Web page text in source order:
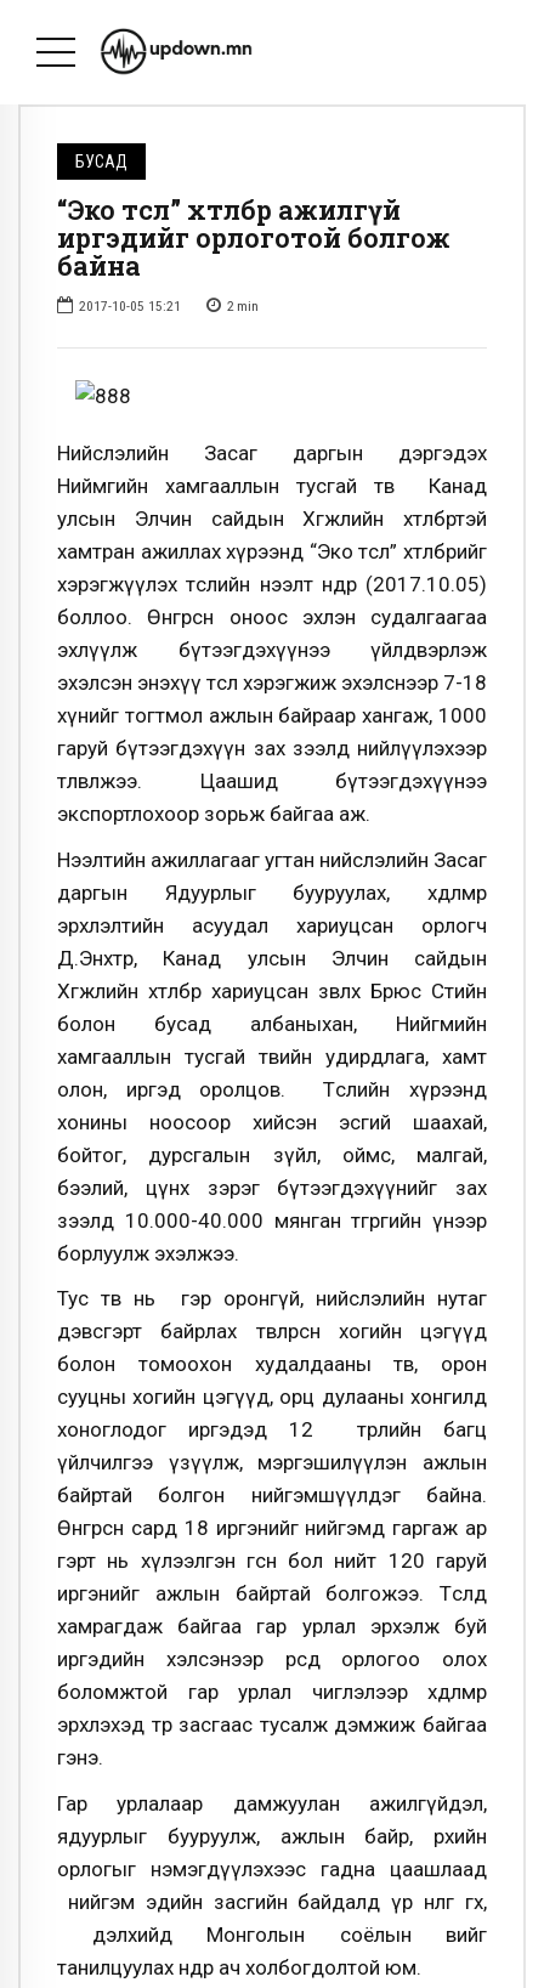
БУСАД
“Эко төсөл” хөтөлбөр ажилгүй
иргэдийг орлоготой болгож
байна
2017-10-05 15:21 2 min
Нийслэлийн Засаг даргын дэргэдэх
Ниймгийн хамгааллын тусгай төв Канад
улсын Элчин сайдын Хөгжлийн хөтөлбөртэй
хамтран ажиллах хүрээнд “Эко төсөл” хөтөлбөрийг
хэрэгжүүлэх төслийн нээлт өнөөдөр (2017.10.05)
боллоо. Өнгөрсөн оноос эхлэн судалгаагаа
эхлүүлж бүтээгдэхүүнээ үйлдвэрлэж
эхэлсэн энэхүү төсөл хэрэгжиж эхэлснээр 7-18
хүнийг тогтмол ажлын байраар хангаж, 1000
гаруй бүтээгдэхүүн зах зээлд нийлүүлэхээр
төлөвлөжээ. Цаашид бүтээгдэхүүнээ
экспортлохоор зорьж байгаа аж.
Нээлтийн ажиллагааг угтан нийслэлийн Засаг
даргын Ядуурлыг бууруулах, хөдөлмөр
эрхлэлтийн асуудал хариуцсан орлогч
Д.Энхтөр, Канад улсын Элчин сайдын
Хөгжлийн хөтөлбөр хариуцсан зөвлөх Брюс Стийн
болон бусад албаныхан, Нийгмийн
хамгааллын тусгай төвийн удирдлага, хамт
олон, иргэд оролцов. Төслийн хүрээнд
хонины ноосоор хийсэн эсгий шаахай,
бойтог, дурсгалын зүйл, оймс, малгай,
бээлий, цүнх зэрэг бүтээгдэхүүнийг зах
зээлд 10.000-40.000 мянган төгрөгийн үнээр
борлуулж эхэлжээ.
Тус төв нь гэр оронгүй, нийслэлийн нутаг
дэвсгэрт байрлах төвлөрсөн хогийн цэгүүд
болон томоохон худалдааны төв, орон
сууцны хогийн цэгүүд, орц дулааны хонгилд
хоноглодог иргэдэд 12 төрлийн багц
үйлчилгээ үзүүлж, мэргэшилүүлэн ажлын
байртай болгон нийгэмшүүлдэг байна.
Өнгөрсөн сард 18 иргэнийг нийгэмд гаргаж ар
гэрт нь хүлээлгэн өгсөн бол нийт 120 гаруй
иргэнийг ажлын байртай болгожээ. Төсөлд
хамрагдаж байгаа гар урлал эрхэлж буй
иргэдийн хэлсэнээр өөрсдөө орлогоо олох
боломжтой гар урлал чиглэлээр хөдөлмөр
эрхлэхэд төр засгаас тусалж дэмжиж байгаа
гэнэ.
Гар урлалаар дамжуулан ажилгүйдэл,
ядуурлыг бууруулж, ажлын байр, өрхийн
орлогыг нэмэгдүүлэхээс гадна цаашлаад
нийгэм эдийн засгийн байдалд үр нөлөөгөө өгөх,
дэлхийд Монголын соёлын өвийг
танилцуулах өндөр ач холбогдолтой юм.